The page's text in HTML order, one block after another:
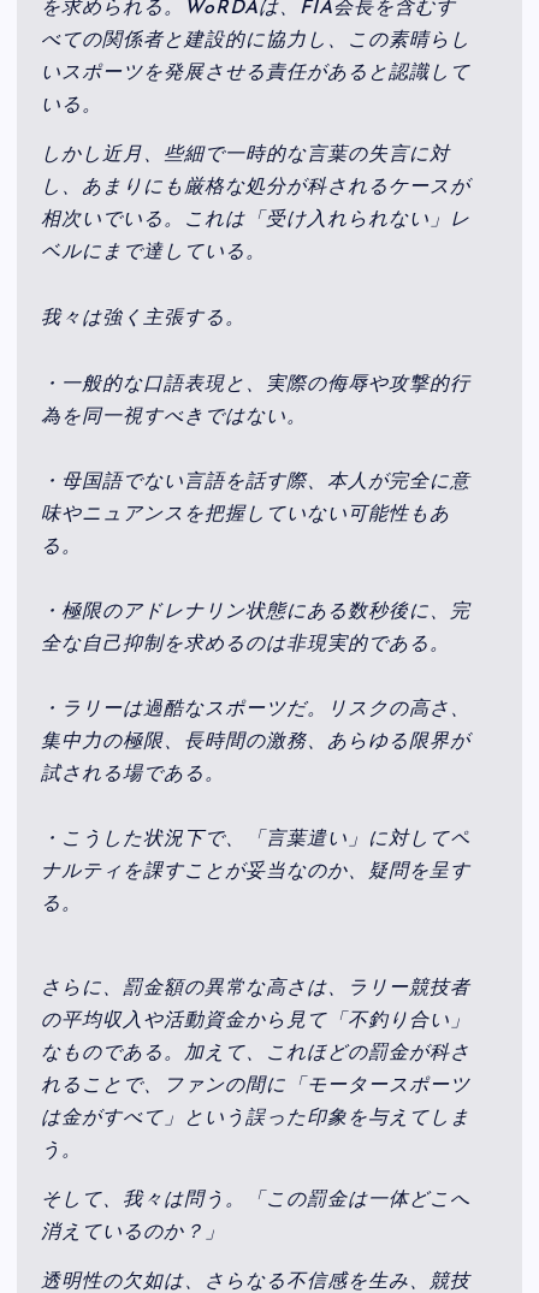
を求められる。WoRDAは、FIA会長を含むす
べての関係者と建設的に協力し、この素晴らし
いスポーツを発展させる責任があると認識して
いる。
しかし近月、些細で一時的な言葉の失言に対
し、あまりにも厳格な処分が科されるケースが
相次いでいる。これは「受け入れられない」レ
ベルにまで達している。
我々は強く主張する。
・一般的な口語表現と、実際の侮辱や攻撃的行
為を同一視すべきではない。
・母国語でない言語を話す際、本人が完全に意
味やニュアンスを把握していない可能性もあ
る。
・極限のアドレナリン状態にある数秒後に、完
全な自己抑制を求めるのは非現実的である。
・ラリーは過酷なスポーツだ。リスクの高さ、
集中力の極限、長時間の激務、あらゆる限界が
試される場である。
・こうした状況下で、「言葉遣い」に対してペ
ナルティを課すことが妥当なのか、疑問を呈す
る。
さらに、罰金額の異常な高さは、ラリー競技者
の平均収入や活動資金から見て「不釣り合い」
なものである。加えて、これほどの罰金が科さ
れることで、ファンの間に「モータースポーツ
は金がすべて」という誤った印象を与えてしま
う。
そして、我々は問う。「この罰金は一体どこへ
消えているのか？」
透明性の欠如は、さらなる不信感を生み、競技